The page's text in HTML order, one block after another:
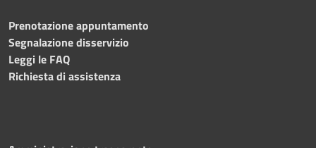
Prenotazione appuntamento
Segnalazione disservizio
Leggi le FAQ
Richiesta di assistenza